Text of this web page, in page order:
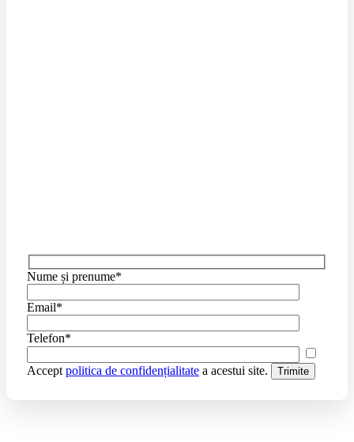
Nume și prenume*
Email*
Telefon*
Acceptpolitica de confidențialitate a acestui site.